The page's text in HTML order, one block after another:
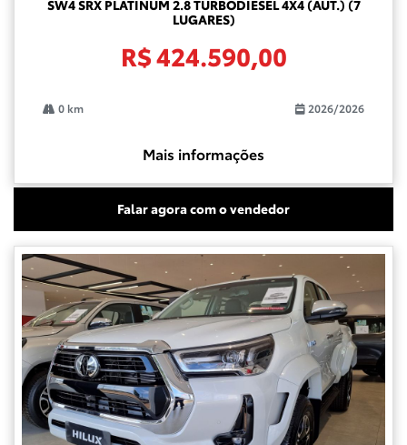
SW4 SRX PLATINUM 2.8 TURBODIESEL 4X4 (AUT.) (7
LUGARES)
R$ 424.590,00
0 km 2026/2026
Mais informações
Falar agora com o vendedor